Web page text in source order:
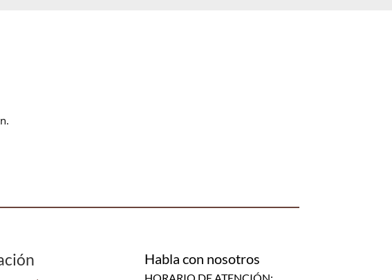
Habla con nosotros
HORARIO DE ATENCIÓN: